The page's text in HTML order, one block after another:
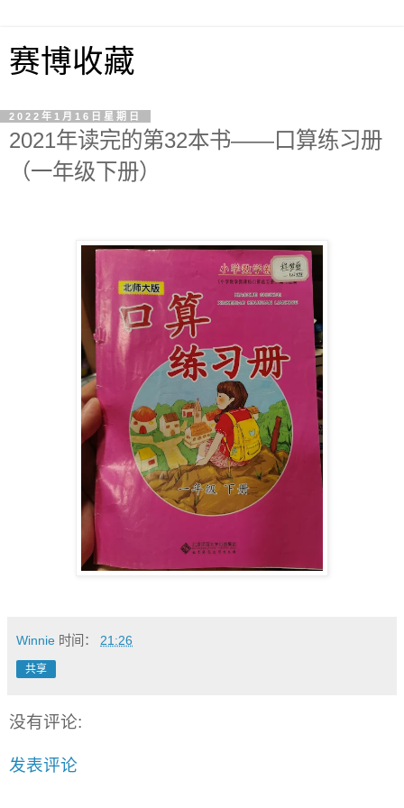
赛博收藏
2022年1月16日星期日
2021年读完的第32本书——口算练习册
（一年级下册）
Winnie 时间： 21:26
共享
没有评论:
发表评论